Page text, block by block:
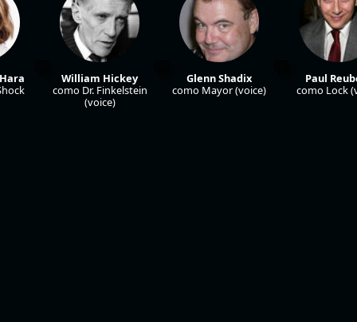
William Hickey
como Dr. Finkelstein
(voice)
Glenn Shadix
como Mayor (voice)
Paul
como Lock